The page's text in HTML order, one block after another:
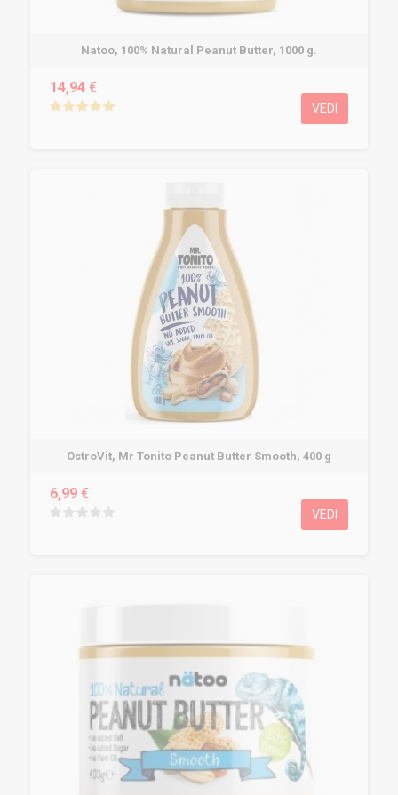
Natoo, 100% Natural Peanut Butter, 1000 g.
14,94 €
VEDI
OstroVit, Mr Tonito Peanut Butter Smooth, 400 g
6,99 €
VEDI